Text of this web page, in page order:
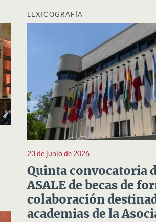
LEXICOGRAFÍA
23 de junio de 2026
Quinta convocatoria
ASALE de becas de
colaboración
academias de la